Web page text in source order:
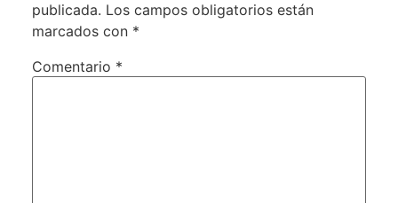
publicada. Los campos obligatorios están
marcados con *
Comentario *